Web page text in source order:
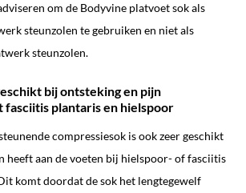
om de Bodyvine platvoet sok als
steunzolen te gebruiken en niet als
steunzolen.
bij ontsteking en pijn
fasciitis plantaris en hielspoor
compressiesok is ook zeer geschikt
heeft aan de voeten bij hielspoor- of fasciitis
komt doordat de sok het lengtegewelf